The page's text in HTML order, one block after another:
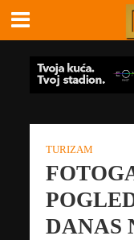
TURIZAM
DANAS